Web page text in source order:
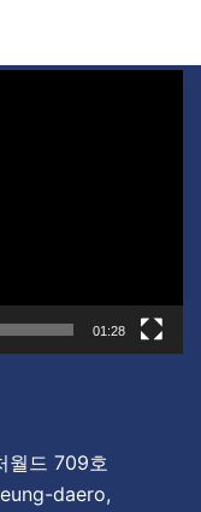
01:28
월드 709호
daero,